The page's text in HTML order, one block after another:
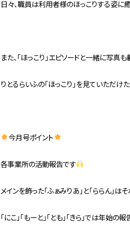
日々、職員は利用者様のほっこりする姿に
また、「ほっこり」エピソードと一緒に写真も
りとるらいふの「ほっこり」を見ていただけ
今月号ポイント
各事業所の活動報告です
メインを飾った「ふぁみりあ」と「ららん」
「にこ」「もーと」「とも」「きら」では年始の